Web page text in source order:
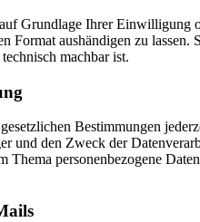
Grundlage Ihrer Einwilligung
Format aushändigen zu
machbar ist.
Bestimmungen
und den Zweck der
personenbezogene